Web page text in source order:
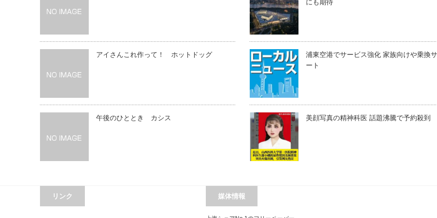
アイさんこれ作って！ ホットドッグ
午後のひととき カシス
にも期待
浦東空港でサービス強化 家族向けや乗換
ート
美顔写真の精神科医 話題沸騰で予約殺到
リンク 媒体情報